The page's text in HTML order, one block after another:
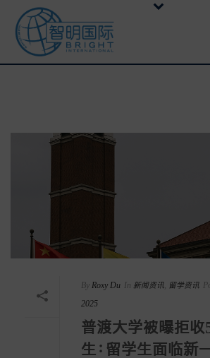
By Roxy Du In 新闻资讯 留学资讯
2025
普渡大学被曝拒收
生：留学生面临新